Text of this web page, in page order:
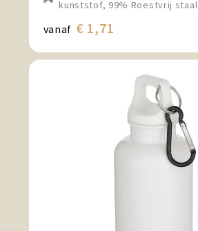
kunststof, 99% Roestvrij staal
vanaf € 1,71